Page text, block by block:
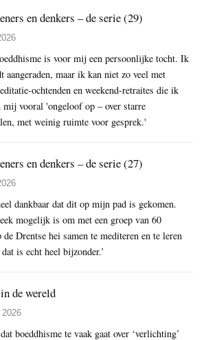
en denkers – de serie (29)
is voor mij een persoonlijke tocht. Ik
aangeraden, maar ik kan niet zo veel met
ochtenden en weekend-retraites die ik
mij vooral 'ongeloof op – over starre
met weinig ruimte voor gesprek.'
en denkers – de serie (27)
dankbaar dat dit op mijn pad is gekomen.
mogelijk is om met een groep van 60
de Drentse hei samen te mediteren en te leren
is echt heel bijzonder.’
de wereld
boeddhisme te vaak gaat over ‘verlichting’